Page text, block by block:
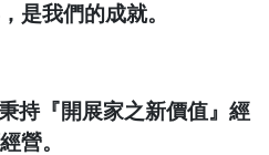
是我們的成就。
持『開展家之新價值』經
營。